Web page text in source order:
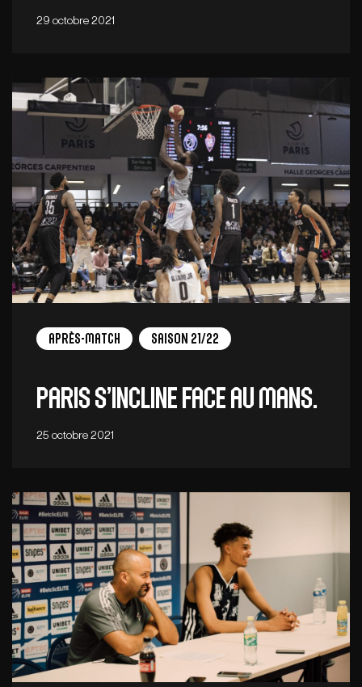
29 octobre 2021
Après-match Saison 21/22
Paris s’incline face au Mans.
25 octobre 2021